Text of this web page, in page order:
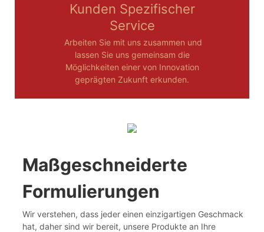
Kunden Spezifischer
Service
Arbeiten Sie mit uns zusammen und
lassen Sie uns gemeinsam die
Möglichkeiten einer von Innovation
geprägten Zukunft erkunden.
Maßgeschneiderte
Formulierungen
Wir verstehen, dass jeder einen einzigartigen Geschmack
hat, daher sind wir bereit, unsere Produkte an Ihre